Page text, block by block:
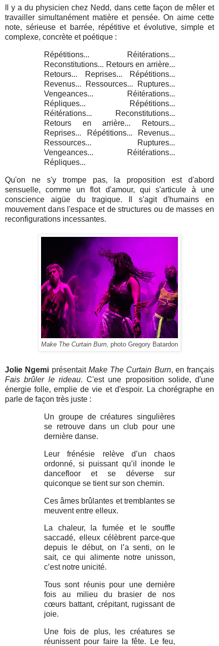
Il y a du physicien chez Nedd, dans cette façon de mêler et
travailler simultanément matière et pensée. On aime cette
note, sérieuse et barrée, répétitive et évolutive, simple et
complexe, concrète et poétique :
Répétitions... Réitérations...
Reconstitutions... Retours en arrière...
Retours... Reprises... Répétitions...
Revenus... Ressources... Ruptures...
Vengeances... Réitérations...
Répliques... Répétitions...
Réitérations... Reconstitutions...
Retours en arrière... Retours...
Reprises... Répétitions... Revenus...
Ressources... Ruptures...
Vengeances... Réitérations...
Répliques...
Qu'on ne s'y trompe pas, la proposition est d'abord
sensuelle, comme un flot d'amour, qui s'articule à une
conscience aigüe du tragique. Il s'agit d'humains en
mouvement dans l'espace et de structures ou de masses en
reconfigurations incessantes.
Make The Curtain Burn, photo Gregory Batardon
Jolie Ngemi présentait Make The Curtain Burn, en français
Fais brûler le rideau. C'est une proposition solide, d'une
énergie folle, emplie de vie et d'espoir. La chorégraphe en
parle de façon très juste :
Un groupe de créatures singulières
se retrouve dans un club pour une
dernière danse.
Leur frénésie relève d’un chaos
ordonné, si puissant qu’il inonde le
dancefloor et se déverse sur
quiconque se tient sur son chemin.
Ces âmes brûlantes et tremblantes se
meuvent entre elleux.
La chaleur, la fumée et le souffle
saccadé, elleux célèbrent parce-que
depuis le début, on l’a senti, on le
sait, ce qui alimente notre unisson,
c’est notre unicité.
Tous sont réunis pour une dernière
fois au milieu du brasier de nos
cœurs battant, crépitant, rugissant de
joie.
Une fois de plus, les créatures se
réunissent pour faire la fête. Le feu,